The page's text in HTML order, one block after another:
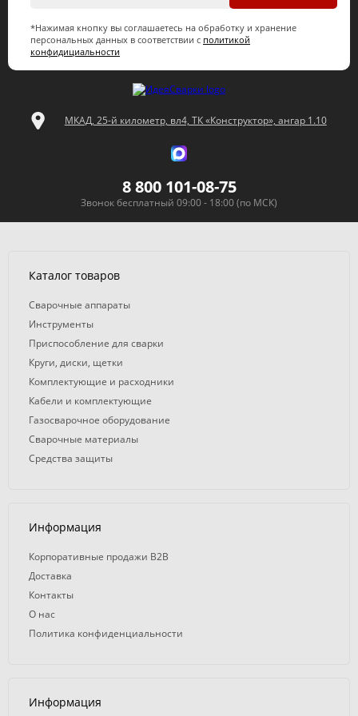
*Нажимая кнопку вы соглашаетесь на обработку и хранение
персональных данных в соответствии с политикой
конфидициальности
МКАД, 25-й километр, вл4, ТК «Конструктор», ангар 1.10
8 800 101-08-75
Звонок бесплатный 09:00 - 18:00 (по МСК)
Каталог товаров
Сварочные аппараты
Инструменты
Приспособление для сварки
Круги, диски, щетки
Комплектующие и расходники
Кабели и комплектующие
Газосварочное оборудование
Сварочные материалы
Средства защиты
Информация
Корпоративные продажи B2B
Доставка
Контакты
О нас
Политика конфиденциальности
Информация